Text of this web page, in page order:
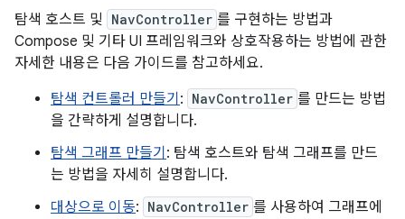
탐색 호스트 및 NavController 를 구현하는 방법과
Compose 및 기타 UI 프레임워크와 상호작용하는 방법에 관한
자세한 내용은 다음 가이드를 참고하세요.
탐색 컨트롤러 만들기 : NavController 를 만드는 방법
을 간략하게 설명합니다.
탐색 그래프 만들기 : 탐색 호스트와 탐색 그래프를 만드
는 방법을 자세히 설명합니다.
대상으로 이동: NavController 를 사용하여 그래프에